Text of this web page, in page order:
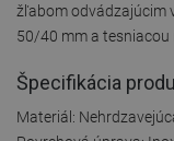
žľabom odvádzajúcim
50/40 mm a tesniacou
Špecifikácia
Materiál: